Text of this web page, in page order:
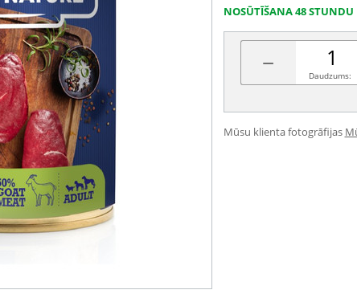
NOSŪTĪŠANA 48 STUNDU
− Daudzums:
Mūsu klienta fotogrāfijas